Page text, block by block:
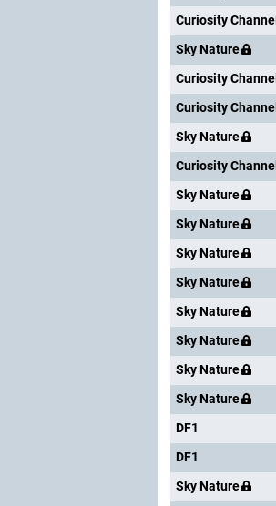
Curiosity Channel
Sky Nature
Curiosity Channel
Curiosity Channel
Sky Nature
Curiosity Channel
Sky Nature
Sky Nature
Sky Nature
Sky Nature
Sky Nature
Sky Nature
Sky Nature
Sky Nature
DF1
DF1
Sky Nature